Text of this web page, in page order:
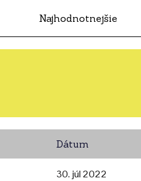
Najhodnotnejšie
Dátum
30. júl 2022